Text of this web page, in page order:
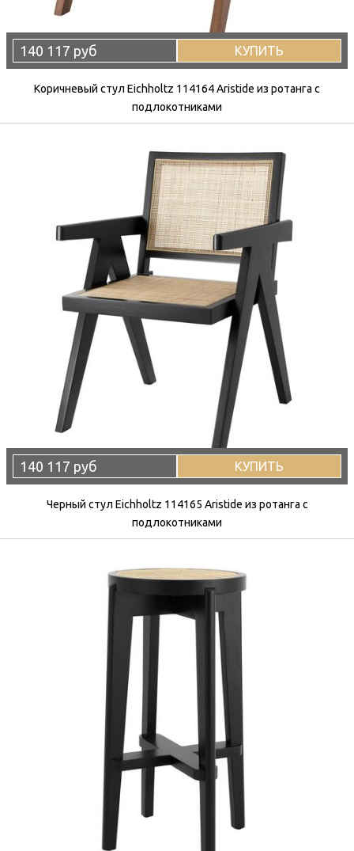
140 117 руб КУПИТЬ
Коричневый стул Eichholtz 114164 Aristide из ротанга с
подлокотниками
140 117 руб КУПИТЬ
Черный стул Eichholtz 114165 Aristide из ротанга с
подлокотниками